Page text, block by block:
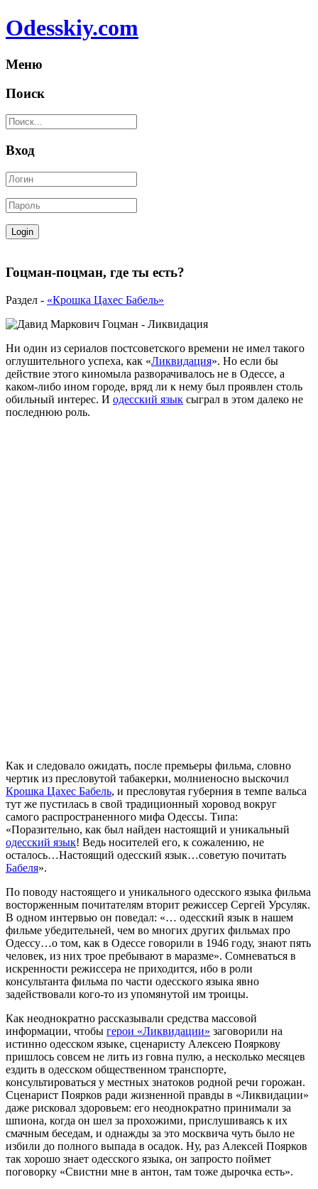
Odesskiy.com
Меню
Поиск
Вход
Гоцман-поцман, где ты есть?
Раздел - «Крошка Цахес Бабель»
Ни один из сериалов постсоветского времени не имел такого
оглушительного успеха, как «Ликвидация». Но если бы
действие этого киномыла разворачивалось не в Одессе, а
каком-либо ином городе, вряд ли к нему был проявлен столь
обильный интерес. И одесский язык сыграл в этом далеко не
последнюю роль.
Как и следовало ожидать, после премьеры фильма, словно
чертик из пресловутой табакерки, молниеносно выскочил
Крошка Цахес Бабель, и пресловутая губерния в темпе вальса
тут же пустилась в свой традиционный хоровод вокруг
самого распространенного мифа Одессы. Типа:
«Поразительно, как был найден настоящий и уникальный
одесский язык! Ведь носителей его, к сожалению, не
осталось…Настоящий одесский язык…советую почитать
Бабеля».
По поводу настоящего и уникального одесского языка фильма
восторженным почитателям вторит режиссер Сергей Урсуляк.
В одном интервью он поведал: «… одесский язык в нашем
фильме убедительней, чем во многих других фильмах про
Одессу…о том, как в Одессе говорили в 1946 году, знают пять
человек, из них трое пребывают в маразме». Сомневаться в
искренности режиссера не приходится, ибо в роли
консультанта фильма по части одесского языка явно
задействовали кого-то из упомянутой им троицы.
Как неоднократно рассказывали средства массовой
информации, чтобы герои «Ликвидации» заговорили на
истинно одесском языке, сценаристу Алексею Пояркову
пришлось совсем не лить из говна пулю, а несколько месяцев
ездить в одесском общественном транспорте,
консультироваться у местных знатоков родной речи горожан.
Сценарист Поярков ради жизненной правды в «Ликвидации»
даже рисковал здоровьем: его неоднократно принимали за
шпиона, когда он шел за прохожими, прислушиваясь к их
смачным беседам, и однажды за это москвича чуть было не
избили до полного выпада в осадок. Ну, раз Алексей Поярков
так хорошо знает одесского языка, он запросто поймет
поговорку «Свистни мне в антон, там тоже дырочка есть».